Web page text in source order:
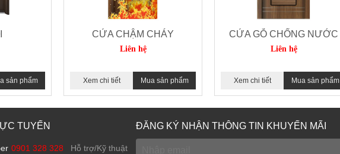
sản phẩm
CỬA CHẬM CHÁY
Liên hệ
Xem chi tiết Mua sản phẩm
CỬA GỖ CHỐNG NƯỚC
Liên hệ
Xem chi tiết Mua sản phẩm
TUYẾN
0901 328 328 Hỗ trợ/Kỹ thuật
ĐĂNG KÝ NHẬN THÔNG TIN KHUYẾN MÃI